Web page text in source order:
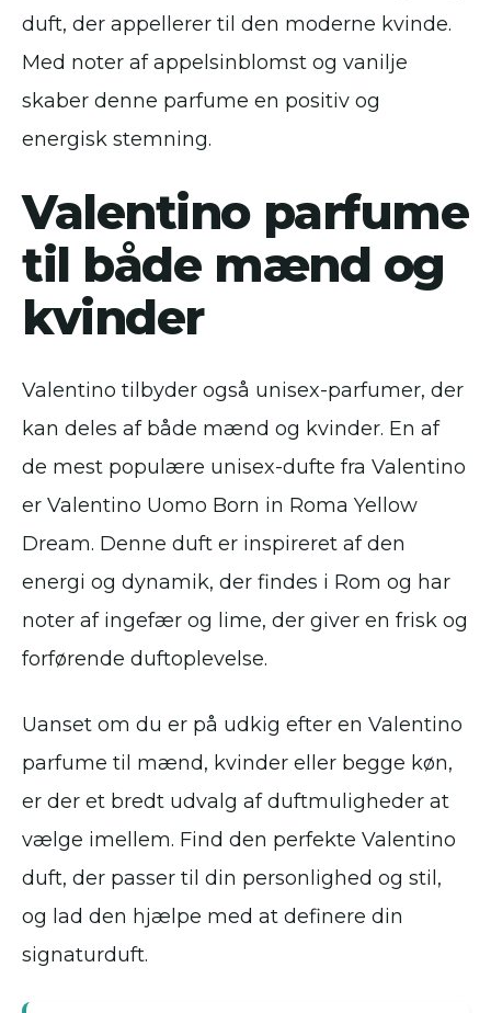
duft, der appellerer til den moderne kvinde.
Med noter af appelsinblomst og vanilje
skaber denne parfume en positiv og
energisk stemning.
Valentino parfume
til både mænd og
kvinder
Valentino tilbyder også unisex-parfumer, der
kan deles af både mænd og kvinder. En af
de mest populære unisex-dufte fra Valentino
er Valentino Uomo Born in Roma Yellow
Dream. Denne duft er inspireret af den
energi og dynamik, der findes i Rom og har
noter af ingefær og lime, der giver en frisk og
forførende duftoplevelse.
Uanset om du er på udkig efter en Valentino
parfume til mænd, kvinder eller begge køn,
er der et bredt udvalg af duftmuligheder at
vælge imellem. Find den perfekte Valentino
duft, der passer til din personlighed og stil,
og lad den hjælpe med at definere din
signaturduft.